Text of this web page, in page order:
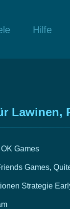
Hilfe
Lawinen,
Games
Games,
Strategie